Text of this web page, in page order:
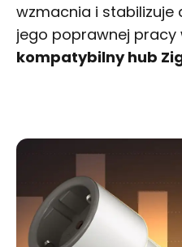
wzmacnia i stabilizuje
jego poprawnej pracy
kompatybilny hub